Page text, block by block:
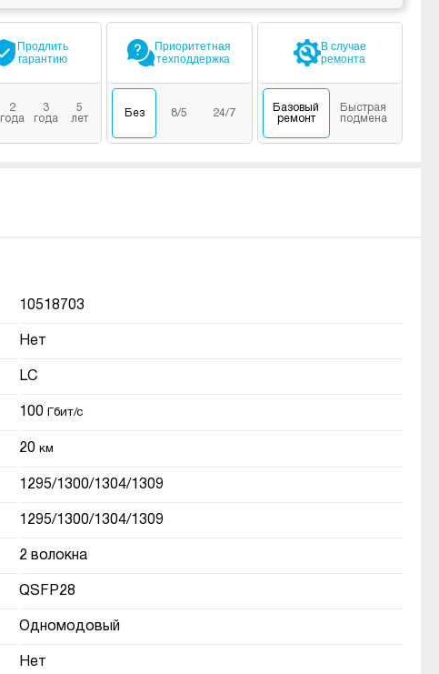
Продлить
гарантию
2
года
3
года
5
лет
Приоритетная
техподдержка
Без 8/5 24/7
В случае
ремонта
Базовый
ремонт
Быстрая
подмена
10518703
Нет
LC
100 Гбит/с
20 км
1295/1300/1304/1309
1295/1300/1304/1309
2 волокна
QSFP28
Одномодовый
Нет